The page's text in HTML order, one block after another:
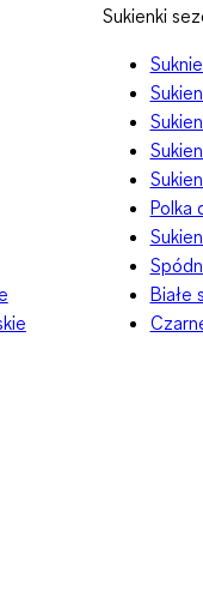
Sukienki
Polka
Białe